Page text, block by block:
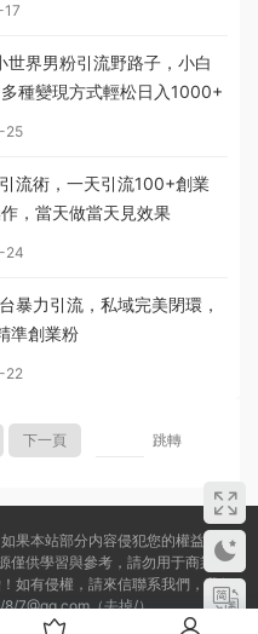
界男粉引流野路子，小白
種變現方式輕松日入1000+
25
流術，一天引流100+創業
，當天做當天見效果
24
暴力引流，私域完美閉環，
準創業粉
22
下一頁 跳轉
果本站部分内容侵犯您的權益，請
僅供學習與參考，請勿用于商業用
如有侵權，請來信聯系我們，我們
7@qq.com（去掉/）
号-1